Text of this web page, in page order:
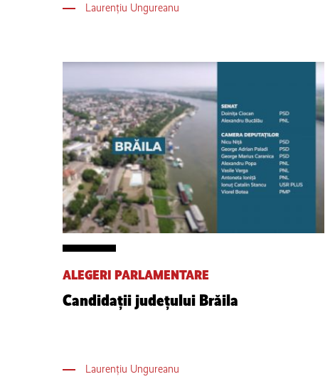
Laurențiu Ungureanu
ALEGERI PARLAMENTARE
Candidații județului Brăila
Laurențiu Ungureanu